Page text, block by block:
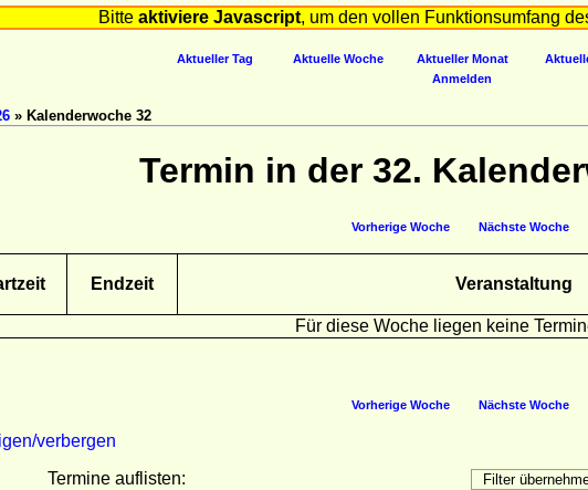
Bitte aktiviere Javascript, um den vollen Funktionsumfang
Aktueller Tag Aktuelle Woche Aktueller Monat
Anmelden
» Kalenderwoche 32
Termin in der 32.
Vorherige Woche Nächste Woche
Endzeit Veranstaltung
Für diese Woche liegen keine
Vorherige Woche Nächste Woche
verbergen
Termine auflisten: